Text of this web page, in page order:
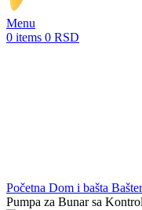
Menu
0 items 0 RSD
Početna Dom i bašta
Pumpa za Bunar sa